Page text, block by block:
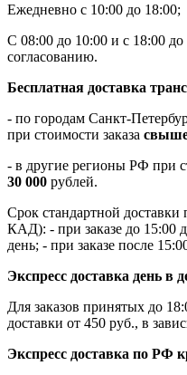
Ежедневно с 10:00 до 18:00;
С 08:00 до 10:00 и с 18:00
согласованию.
Бесплатная доставка
- по городам Санкт-
при стоимости заказа
- в другие регионы РФ при
30 000 рублей.
Срок стандартной доставки
КАД): - при заказе до 15:00
день; - при заказе после
Экспресс доставка день в
Для заказов принятых до
доставки от 450 руб., в
Экспресс доставка по РФ